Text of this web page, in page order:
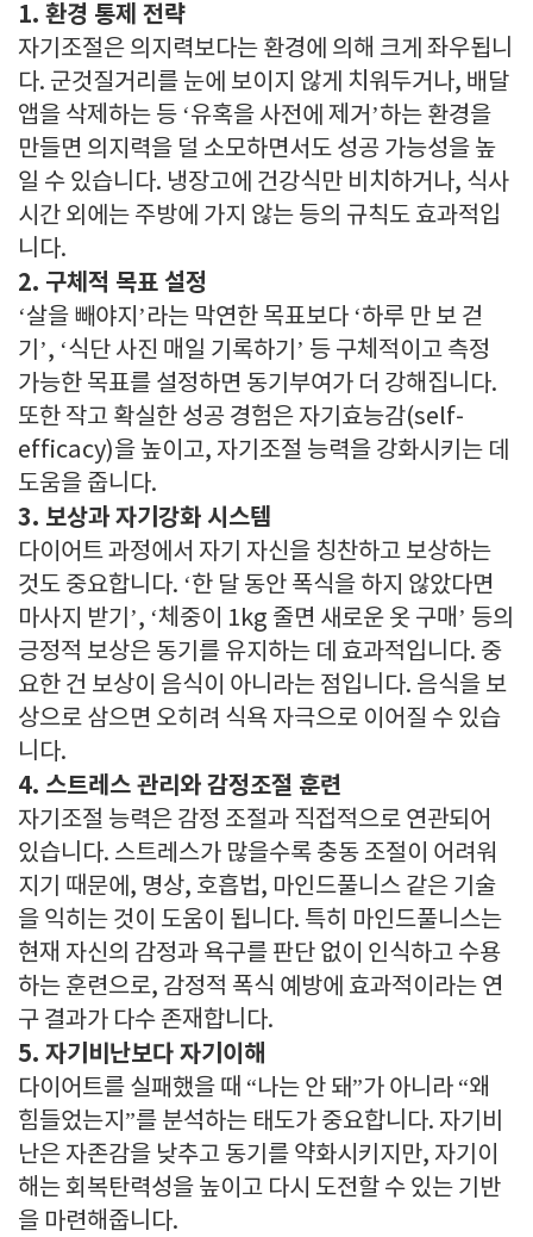
1. 환경 통제 전략
자기조절은 의지력보다는 환경에 의해 크게 좌우됩니
다. 군것질거리를 눈에 보이지 않게 치워두거나, 배달
앱을 삭제하는 등 ‘유혹을 사전에 제거’하는 환경을
만들면 의지력을 덜 소모하면서도 성공 가능성을 높
일 수 있습니다. 냉장고에 건강식만 비치하거나, 식사
시간 외에는 주방에 가지 않는 등의 규칙도 효과적입
니다.
2. 구체적 목표 설정
‘살을 빼야지’라는 막연한 목표보다 ‘하루 만 보 걷
기’, ‘식단 사진 매일 기록하기’ 등 구체적이고 측정
가능한 목표를 설정하면 동기부여가 더 강해집니다.
또한 작고 확실한 성공 경험은 자기효능감(self-
efficacy)을 높이고, 자기조절 능력을 강화시키는 데
도움을 줍니다.
3. 보상과 자기강화 시스템
다이어트 과정에서 자기 자신을 칭찬하고 보상하는
것도 중요합니다. ‘한 달 동안 폭식을 하지 않았다면
마사지 받기’, ‘체중이 1kg 줄면 새로운 옷 구매’ 등의
긍정적 보상은 동기를 유지하는 데 효과적입니다. 중
요한 건 보상이 음식이 아니라는 점입니다. 음식을 보
상으로 삼으면 오히려 식욕 자극으로 이어질 수 있습
니다.
4. 스트레스 관리와 감정조절 훈련
자기조절 능력은 감정 조절과 직접적으로 연관되어
있습니다. 스트레스가 많을수록 충동 조절이 어려워
지기 때문에, 명상, 호흡법, 마인드풀니스 같은 기술
을 익히는 것이 도움이 됩니다. 특히 마인드풀니스는
현재 자신의 감정과 욕구를 판단 없이 인식하고 수용
하는 훈련으로, 감정적 폭식 예방에 효과적이라는 연
구 결과가 다수 존재합니다.
5. 자기비난보다 자기이해
다이어트를 실패했을 때 “나는 안 돼”가 아니라 “왜
힘들었는지”를 분석하는 태도가 중요합니다. 자기비
난은 자존감을 낮추고 동기를 약화시키지만, 자기이
해는 회복탄력성을 높이고 다시 도전할 수 있는 기반
을 마련해줍니다.